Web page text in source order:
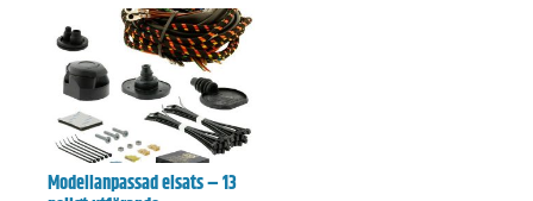
Modellanpassad elsats – 13